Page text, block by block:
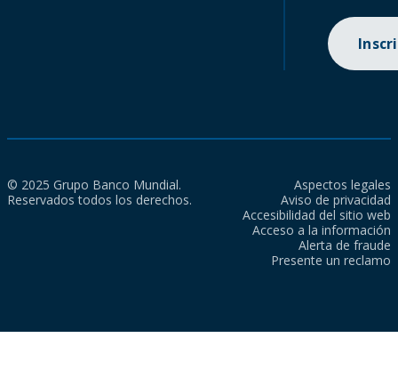
© 2025 Grupo Banco Mundial.
Reservados todos los derechos.
Aspectos legales
Aviso de privacidad
Accesibilidad del sitio web
Acceso a la información
Alerta de fraude
Presente un reclamo